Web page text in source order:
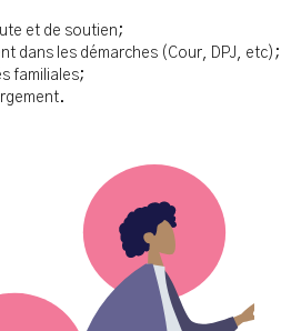
et de soutien;
dans les démarches (Cour, DPJ, etc);
familiales;